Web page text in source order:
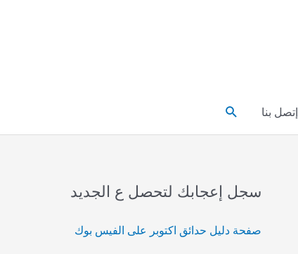
إتصل بنا البحث
سجل إعجابك لتحصل ع الجديد
صفحة دليل حدائق اكتوبر على الفيس بوك